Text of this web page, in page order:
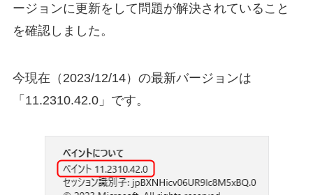
ージョンに更新をして問題が解決されていること
を確認しました。
今現在（2023/12/14）の最新バージョンは
「11.2310.42.0」です。